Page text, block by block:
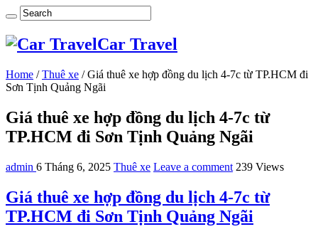
Car Travel
Home / Thuê xe / Giá thuê xe hợp đồng du lịch 4-7c từ TP.HCM đi
Sơn Tịnh Quảng Ngãi
Giá thuê xe hợp đồng du lịch 4-7c từ
TP.HCM đi Sơn Tịnh Quảng Ngãi
admin 6 Tháng 6, 2025 Thuê xe Leave a comment 239 Views
Giá thuê xe hợp đồng du lịch 4-7c từ
TP.HCM đi Sơn Tịnh Quảng Ngãi